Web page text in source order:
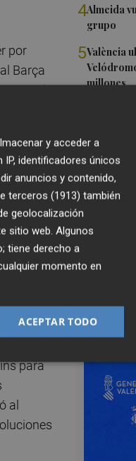
4Almeida
grupo
5València
millones
por
Barça
cuando
en
para
al
y acceder a
identificadores únicos
anuncios y contenido,
terceros (1913) también
geolocalización
sitio web. Algunos
tiene derecho a
momento en
ACEPTAR TODO